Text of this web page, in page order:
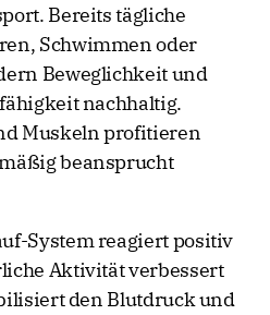
Bereits tägliche
Schwimmen oder
Beweglichkeit und
nachhaltig.
Muskeln profitieren
beansprucht
System reagiert positiv
Aktivität verbessert
den Blutdruck und